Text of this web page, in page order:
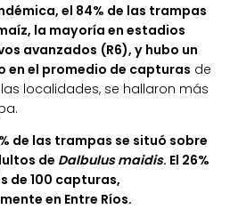
el 84% de las trampas
la mayoría en estadios
avanzados (R6), y hubo un
el promedio de capturas de
localidades, se hallaron más
de las trampas se situó sobre
de Dalbulus maidis. El 26%
de 100 capturas,
en Entre Ríos.